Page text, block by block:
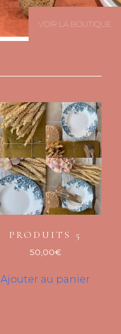
VOIR LA BOUTIQUE
PRODUITS 5
50,00€
Ajouter au panier